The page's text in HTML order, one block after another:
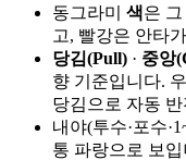
동그라미 색은 그
고, 빨강은 안타
당김(Pull) · 중앙
향 기준입니다.
당김으로 자동
내야(투수·포수
통 파랑으로 보입